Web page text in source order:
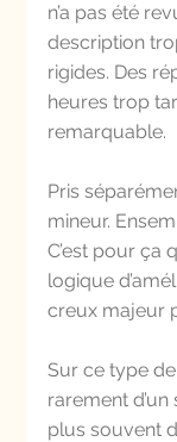
n’a pas été
description
rigides. Des
heures trop
remarquable.
Pris
mineur.
C’est pour ça
logique
creux majeur
Sur ce type
rarement
plus souvent